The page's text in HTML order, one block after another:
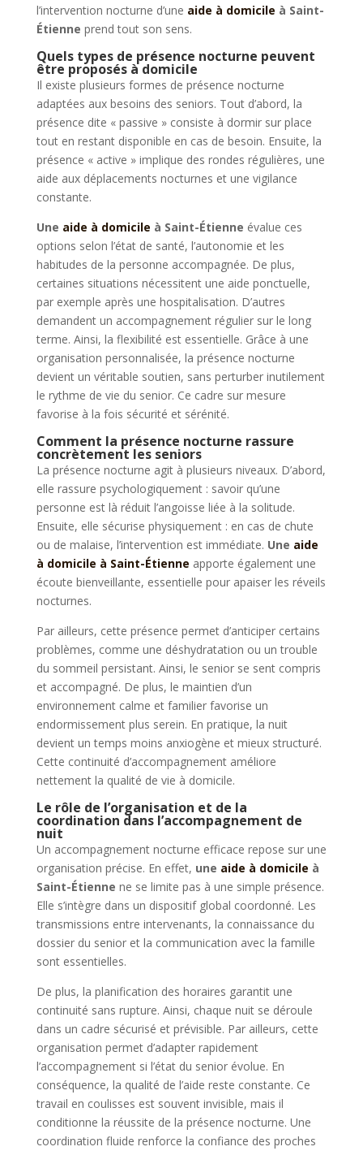
l’intervention nocturne d’une aide à domicile à Saint-
Étienne prend tout son sens.
Quels types de présence nocturne peuvent
être proposés à domicile
Il existe plusieurs formes de présence nocturne
adaptées aux besoins des seniors. Tout d’abord, la
présence dite « passive » consiste à dormir sur place
tout en restant disponible en cas de besoin. Ensuite, la
présence « active » implique des rondes régulières, une
aide aux déplacements nocturnes et une vigilance
constante.
Une aide à domicile à Saint-Étienne évalue ces
options selon l’état de santé, l’autonomie et les
habitudes de la personne accompagnée. De plus,
certaines situations nécessitent une aide ponctuelle,
par exemple après une hospitalisation. D’autres
demandent un accompagnement régulier sur le long
terme. Ainsi, la flexibilité est essentielle. Grâce à une
organisation personnalisée, la présence nocturne
devient un véritable soutien, sans perturber inutilement
le rythme de vie du senior. Ce cadre sur mesure
favorise à la fois sécurité et sérénité.
Comment la présence nocturne rassure
concrètement les seniors
La présence nocturne agit à plusieurs niveaux. D’abord,
elle rassure psychologiquement : savoir qu’une
personne est là réduit l’angoisse liée à la solitude.
Ensuite, elle sécurise physiquement : en cas de chute
ou de malaise, l’intervention est immédiate. Une aide
à domicile à Saint-Étienne apporte également une
écoute bienveillante, essentielle pour apaiser les réveils
nocturnes.
Par ailleurs, cette présence permet d’anticiper certains
problèmes, comme une déshydratation ou un trouble
du sommeil persistant. Ainsi, le senior se sent compris
et accompagné. De plus, le maintien d’un
environnement calme et familier favorise un
endormissement plus serein. En pratique, la nuit
devient un temps moins anxiogène et mieux structuré.
Cette continuité d’accompagnement améliore
nettement la qualité de vie à domicile.
Le rôle de l’organisation et de la
coordination dans l’accompagnement de
nuit
Un accompagnement nocturne efficace repose sur une
organisation précise. En effet, une aide à domicile à
Saint-Étienne ne se limite pas à une simple présence.
Elle s’intègre dans un dispositif global coordonné. Les
transmissions entre intervenants, la connaissance du
dossier du senior et la communication avec la famille
sont essentielles.
De plus, la planification des horaires garantit une
continuité sans rupture. Ainsi, chaque nuit se déroule
dans un cadre sécurisé et prévisible. Par ailleurs, cette
organisation permet d’adapter rapidement
l’accompagnement si l’état du senior évolue. En
conséquence, la qualité de l’aide reste constante. Ce
travail en coulisses est souvent invisible, mais il
conditionne la réussite de la présence nocturne. Une
coordination fluide renforce la confiance des proches